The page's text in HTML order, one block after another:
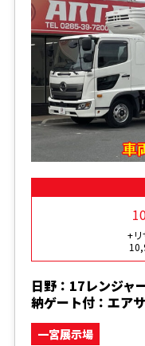
+
日野：17レンジャ
納ゲート付：エア
一宮展示場